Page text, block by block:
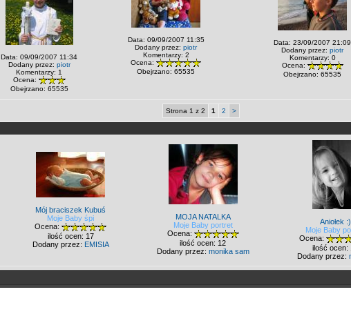
Data: 09/09/2007 11:34
Dodany przez: piotr
Komentarzy: 1
Ocena:
Obejrzano: 65535
Data: 09/09/2007 11:35
Dodany przez: piotr
Komentarzy: 2
Ocena:
Obejrzano: 65535
Data: 23/09/2007 21:09
Dodany przez: piotr
Komentarzy: 0
Ocena:
Obejrzano: 65535
Strona 1 z 2 1 2 >
Mój braciszek Kubuś
Moje Baby śpi
Ocena:
ilość ocen: 17
Dodany przez: EMISIA
MOJA NATALKA
Moje Baby portret
Ocena:
ilość ocen: 12
Dodany przez: monika sam
Aniołek :)
Moje Baby
Ocena:
ilość ocen:
Dodany przez: